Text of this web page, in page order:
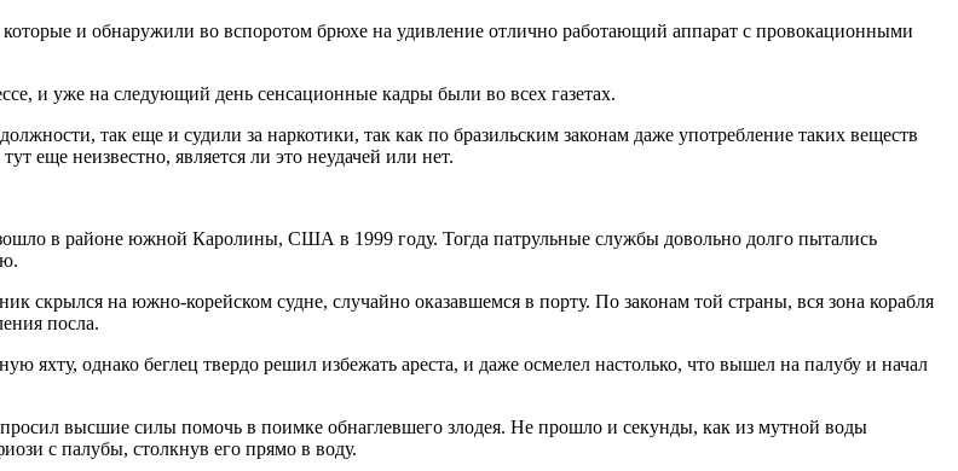
которые и обнаружили во вспоротом брюхе на удивление отлично работающий аппарат с провокационными
и уже на следующий день сенсационные кадры были во всех газетах.
так еще и судили за наркотики, так как по бразильским законам даже употребление таких веществ
еще неизвестно, является ли это неудачей или нет.
в районе южной Каролины, США в 1999 году. Тогда патрульные службы довольно долго пытались
скрылся на южно-корейском судне, случайно оказавшемся в порту. По законам той страны, вся зона корабля
посла.
яхту, однако беглец твердо решил избежать ареста, и даже осмелел настолько, что вышел на палубу и начал
высшие силы помочь в поимке обнаглевшего злодея. Не прошло и секунды, как из мутной воды
с палубы, столкнув его прямо в воду.